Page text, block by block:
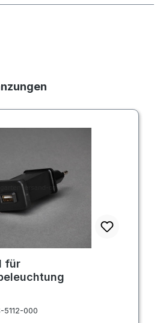
für
5112-000